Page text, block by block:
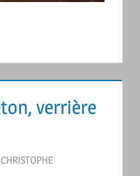
verrière